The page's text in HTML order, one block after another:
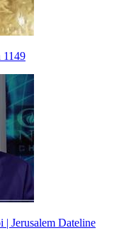
1149
| Jerusalem Dateline